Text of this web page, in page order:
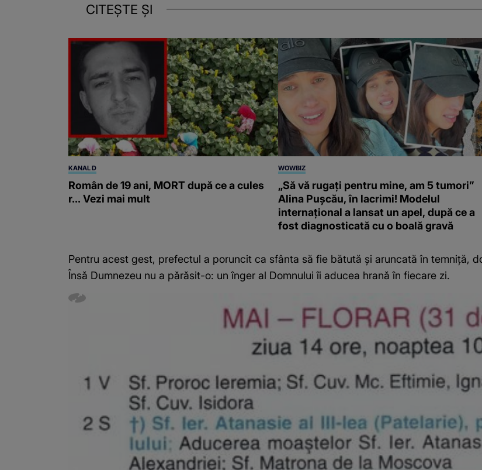
CITEȘTE ȘI
KANAL D
Român de 19 ani, MORT după ce a cules
r... Vezi mai mult
WOWBIZ
„Să vă rugați pentru mine, am 5 tumori”
Alina Pușcău, în lacrimi! Modelul
internațional a lansat un apel, după ce a
fost diagnosticată cu o boală gravă
Pentru acest gest, prefectul a poruncit ca sfânta să fie bătută și aruncată în temniță,
Însă Dumnezeu nu a părăsit-o: un înger al Domnului îi aducea hrană în fiecare zi.